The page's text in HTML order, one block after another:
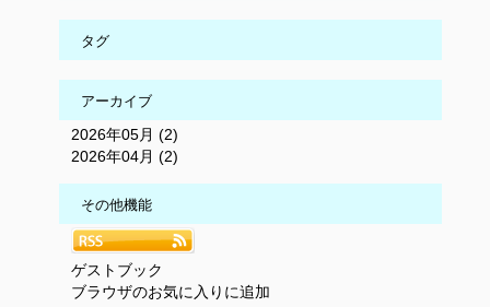
タグ
アーカイブ
2026年05月 (2)
2026年04月 (2)
その他機能
ゲストブック
ブラウザのお気に入りに追加